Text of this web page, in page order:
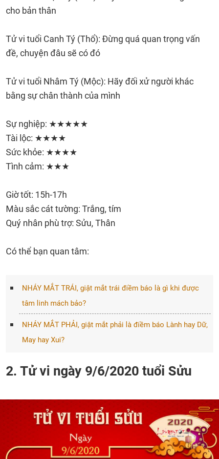
cho bản thân
Tử vi tuổi Canh Tý (Thổ): Đừng quá quan trọng vấn
đề, chuyện đâu sẽ có đó
Tử vi tuổi Nhâm Tý (Mộc): Hãy đối xử người khác
bằng sự chân thành của mình
Sự nghiệp: ★★★★★
Tài lộc: ★★★★
Sức khỏe: ★★★★
Tình cảm: ★★★
Giờ tốt: 15h-17h
Màu sắc cát tường: Trắng, tím
Quý nhân phù trợ: Sửu, Thân
Có thể bạn quan tâm:
NHÁY MẮT TRÁI, giật mắt trái điềm báo là gì khi được
tâm linh mách bảo?
NHÁY MẮT PHẢI, giật mắt phải là điềm báo Lành hay Dữ,
May hay Xui?
2. Tử vi ngày 9/6/2020 tuổi Sửu